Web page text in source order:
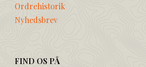
Ordrehistorik
Nyhedsbrev
FIND OS PÅ